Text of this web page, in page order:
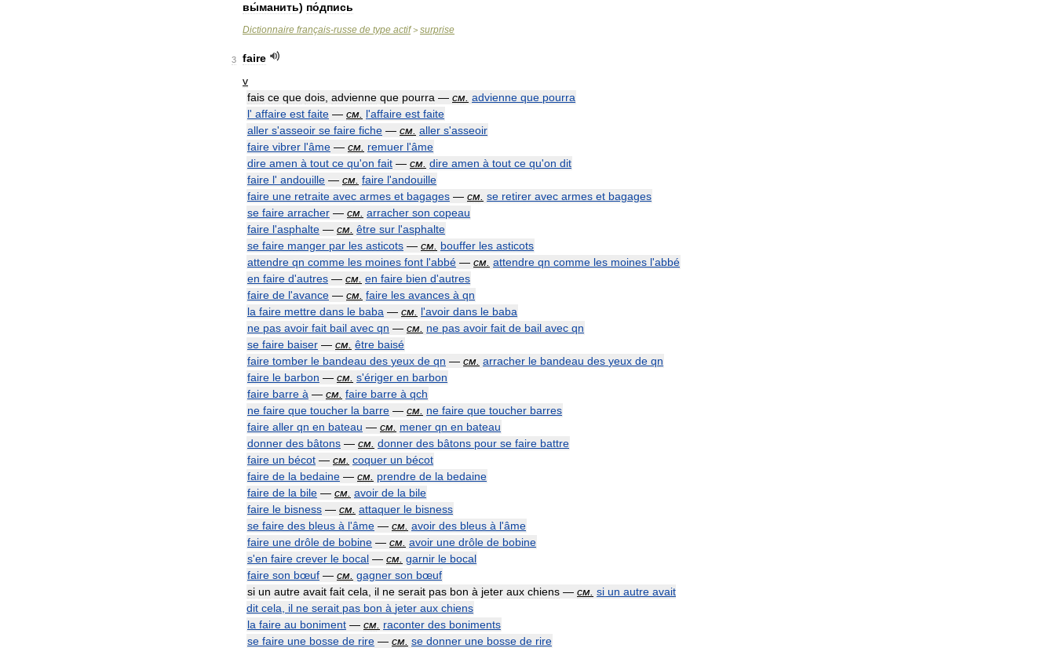
вы́манить) по́дпись
Dictionnaire français-russe de type actif> surprise
3
faire
v
fais ce que dois advienne que pourra — см advienne que pourra
l' affaire est faite — см l'affaire est faite
aller s'asseoir se faire fiche — см aller s'asseoir
faire vibrer l'âme — см remuer l'âme
dire amen à tout ce qu'on fait — см dire amen à tout ce qu'on dit
faire l' andouille — см faire l'andouille
faire une retraite avec armes et bagages — см se retirer avec armes et bagages
se faire arracher — см arracher son copeau
faire l'asphalte — см être sur l'asphalte
se faire manger par les asticots — см bouffer les asticots
attendre qn comme les moines font l'abbé — см attendre qn comme les moines l'abbé
en faire d'autres — см en faire bien d'autres
faire de l'avance — см faire les avances à qn
la faire mettre dans le baba — см l'avoir dans le baba
ne pas avoir fait bail avec qn — см ne pas avoir fait de bail avec qn
se faire baiser — см être baisé
faire tomber le bandeau des yeux de qn — см arracher le bandeau des yeux de qn
faire le barbon — см s'ériger en barbon
faire barre à — см faire barre à qch
ne faire que toucher la barre — см ne faire que toucher barres
faire aller qn en bateau — см mener qn en bateau
donner des bâtons — см donner des bâtons pour se faire battre
faire un bécot — см coquer un bécot
faire de la bedaine — см prendre de la bedaine
faire de la bile — см avoir de la bile
faire le bisness — см attaquer le bisness
se faire des bleus à l'âme — см avoir des bleus à l'âme
faire une drôle de bobine — см avoir une drôle de bobine
s'en faire crever le bocal — см garnir le bocal
faire son bœuf — см gagner son bœuf
si un autre avait fait cela il ne serait pas bon à jeter aux chiens — см si un autre avait
dit cela il ne serait pas bon à jeter aux chiens
la faire au boniment — см raconter des boniments
se faire une bosse de rire — см se donner une bosse de rire